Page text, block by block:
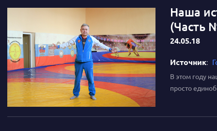
Наша
(Часть
24.05.18
Источник:
В этом году
просто